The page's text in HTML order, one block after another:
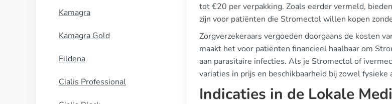
Kamagra
Kamagra Gold
Fildena
Cialis Professional
tot €20 per verpakking. Zoals eerder vermeld,
zijn voor patiënten die Stromectol willen kopen
Zorgverzekeraars vergoeden doorgaans de kosten
maakt het voor patiënten financieel haalbaar om
aan parasitaire infecties. Als je Stromectol of
variaties in prijs en beschikbaarheid bij zowel fysieke
Indicaties in de Lokale